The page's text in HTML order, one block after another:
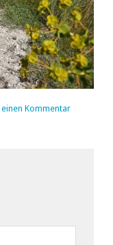
einen Kommentar